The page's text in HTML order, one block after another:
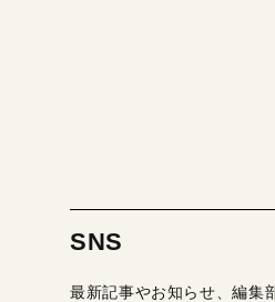
SNS
最新記事やお知らせ、編集